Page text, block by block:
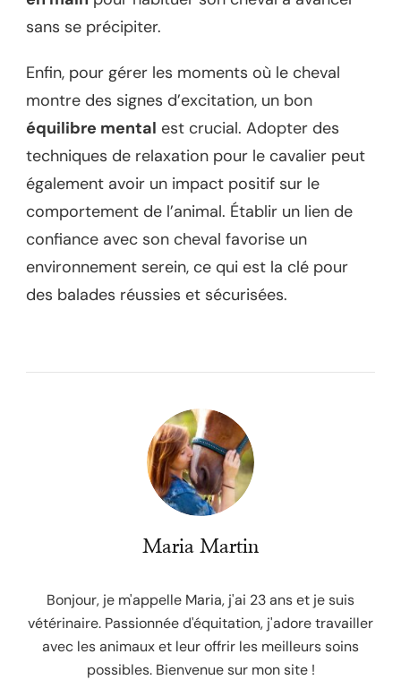
sans se précipiter.
Enfin, pour gérer les moments où le cheval
montre des signes d’excitation, un bon
équilibre mental est crucial. Adopter des
techniques de relaxation pour le cavalier peut
également avoir un impact positif sur le
comportement de l’animal. Établir un lien de
confiance avec son cheval favorise un
environnement serein, ce qui est la clé pour
des balades réussies et sécurisées.
Maria Martin
Bonjour, je m'appelle Maria, j'ai 23 ans et je suis
vétérinaire. Passionnée d'équitation, j'adore travailler
avec les animaux et leur offrir les meilleurs soins
possibles. Bienvenue sur mon site !